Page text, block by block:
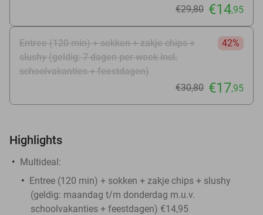
€29,80 €14,95
Entree (120 min) + sokken + zakje chips +
slushy (geldig: 7 dagen per week incl.
schoolvakanties + feestdagen)
42%
€30,80 €17,95
Highlights
Multideal:
Entree (120 min) + sokken + zakje chips + slushy
(geldig: maandag t/m donderdag m.u.v.
schoolvakanties + feestdagen) €14,95